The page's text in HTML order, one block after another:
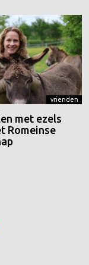
vrienden
met ezels
Romeinse